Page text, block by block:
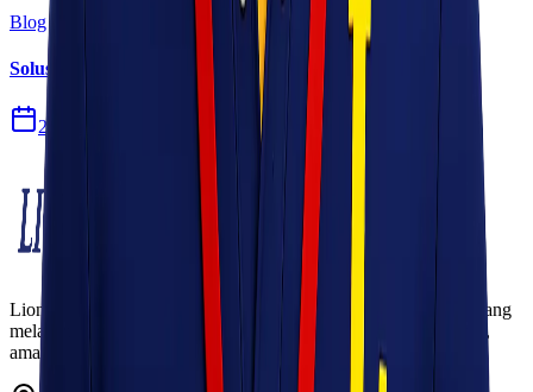
Blog
Solusi Logistik untuk Perusahaan Manufaktur
27 Jul 2026
Lionel Express adalah perusahaan jasa pengiriman terpercaya yang
melayani pengiriman barang ke seluruh Indonesia dengan cepat,
aman, dan harga kompetitif.